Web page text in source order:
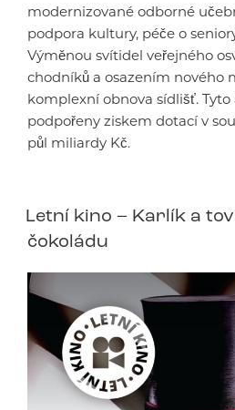
modernizované odborné
podpora kultury, péče o
Výměnou svítidel veřejného
chodníků a osazením nového
komplexní obnova sídlišť.
podpořeny ziskem dotací v
půl miliardy Kč.
Letní kino – Karlík a
čokoládu